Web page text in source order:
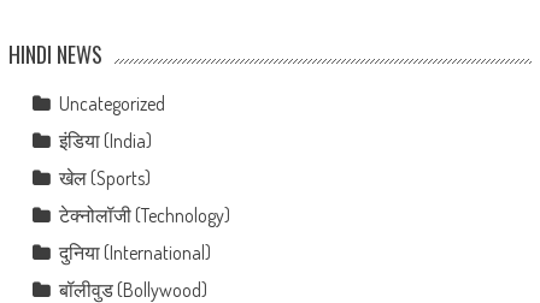
HINDI NEWS
Uncategorized
इंडिया (India)
खेल (Sports)
टेक्नोलॉजी (Technology)
दुनिया (International)
बॉलीवुड (Bollywood)